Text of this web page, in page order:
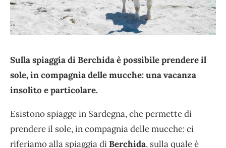
Sulla spiaggia di Berchida è possibile prendere il
sole, in compagnia delle mucche: una vacanza
insolito e particolare.
Esistono spiagge in Sardegna, che permette di
prendere il sole, in compagnia delle mucche: ci
riferiamo alla spiaggia diBerchida, sulla quale è